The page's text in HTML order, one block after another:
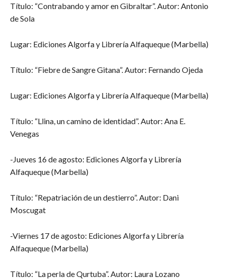
Título: “Contrabando y amor en Gibraltar”. Autor: Antonio
de Sola
Lugar: Ediciones Algorfa y Librería Alfaqueque (Marbella)
Título: “Fiebre de Sangre Gitana”. Autor: Fernando Ojeda
Lugar: Ediciones Algorfa y Librería Alfaqueque (Marbella)
Título: “Llina, un camino de identidad”. Autor: Ana E.
Venegas
-Jueves 16 de agosto: Ediciones Algorfa y Librería
Alfaqueque (Marbella)
Título: “Repatriación de un destierro”. Autor: Dani
Moscugat
-Viernes 17 de agosto: Ediciones Algorfa y Librería
Alfaqueque (Marbella)
Título: “La perla de Qurtuba”. Autor: Laura Lozano